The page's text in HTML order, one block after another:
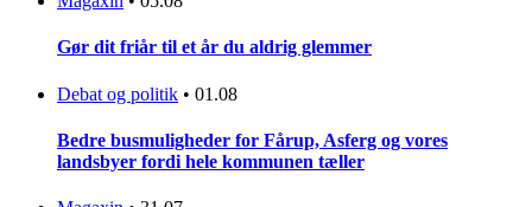
Gør dit friår til et år du aldrig glemmer
Debat og politik • 01.08
Bedre busmuligheder for Fårup, Asferg og vores
landsbyer fordi hele kommunen tæller